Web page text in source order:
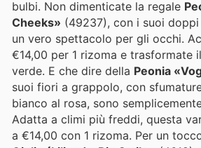
bulbi. Non dimenticate la regale
Cheeks» (49237), con i suoi
un vero spettacolo per gli occhi.
€14,00 per 1 rizoma e trasformate
verde. E che dire della Peonia
suoi fiori a grappolo, con
bianco al rosa, sono
Adatta a climi più freddi, questa
a €14,00 con 1 rizoma. Per un